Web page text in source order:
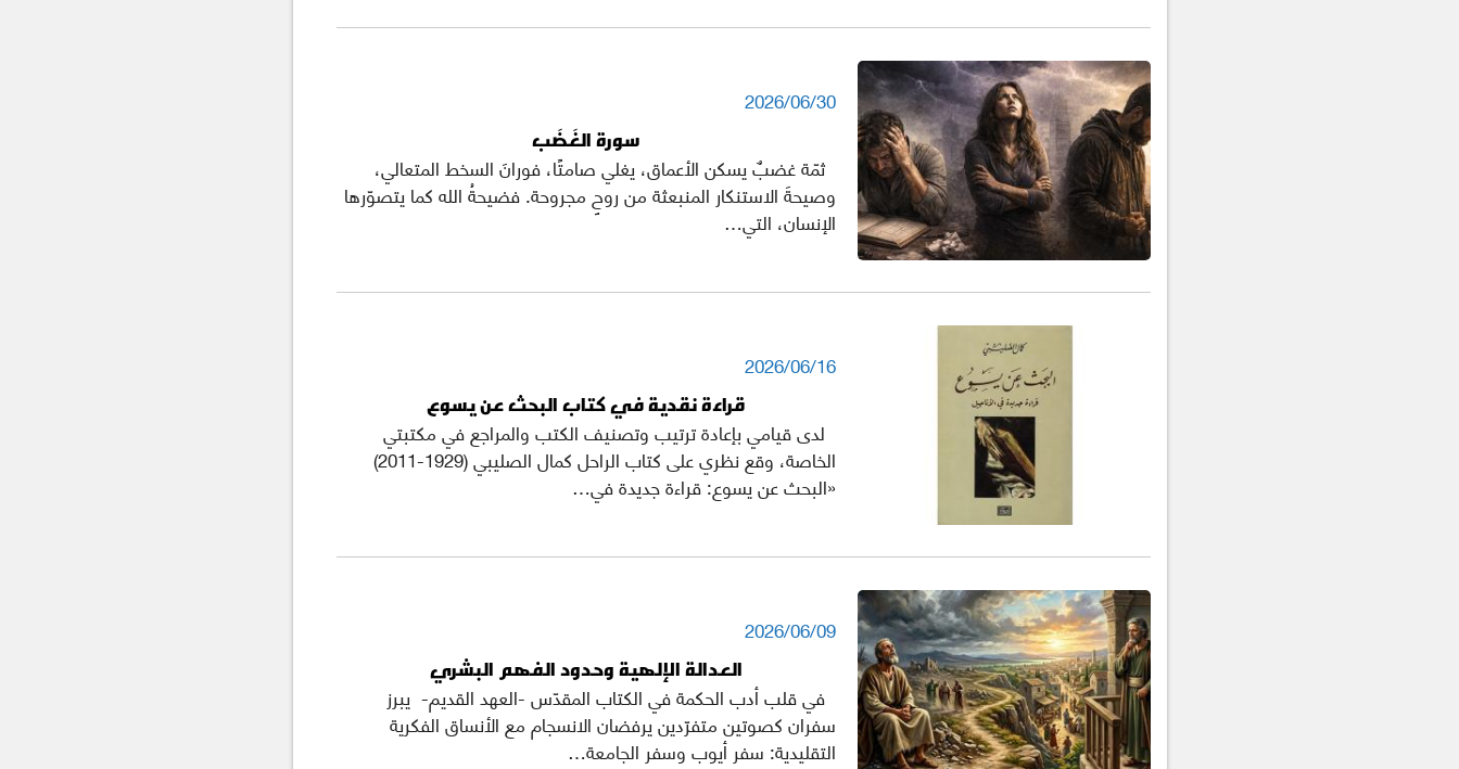
2026/06/30
سورة الغَضَب
ثمّة غضبٌ يسكن الأعماق، يغلي صامتًا، فورانَ السخط المتعالي،
وصيحةَ الاستنكار المنبعثة من روحٍ مجروحة. فضيحةُ الله كما يتصوّرها
الإنسان، التي…
2026/06/16
قراءة نقدية في كتاب البحث عن يسوع
لدى قيامي بإعادة ترتيب وتصنيف الكتب والمراجع في مكتبتي
الخاصة، وقع نظري على كتاب الراحل كمال الصليبي (1929-2011)
«البحث عن يسوع: قراءة جديدة في…
2026/06/09
العدالة الإلهية وحدود الفهم البشري
في قلب أدب الحكمة في الكتاب المقدّس -العهد القديم- يبرز
سفران كصوتين متفرّدين يرفضان الانسجام مع الأنساق الفكرية
التقليدية: سفر أيوب وسفر الجامعة…